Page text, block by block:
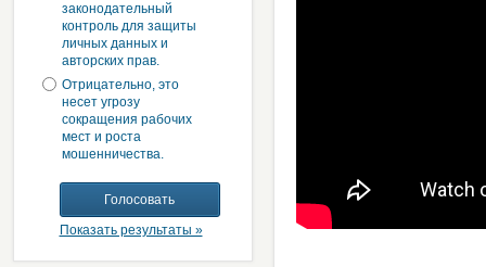
законодательный
контроль для защиты
личных данных и
авторских прав.
Отрицательно, это
несет угрозу
сокращения рабочих
мест и роста
мошенничества.
Показать результаты »